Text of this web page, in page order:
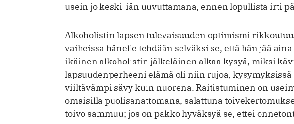
usein jo keski-iän uuvuttamana, ennen lopullista irti
Alkoholistin lapsen tulevaisuuden optimismi
vaiheissa hänelle tehdään selväksi se, että hän jää
ikäinen alkoholistin jälkeläinen alkaa kysyä, miksi
lapsuudenperheeni elämä oli niin rujoa, kysymyksissä
viiltävämpi sävy kuin nuorena. Raitistuminen on
omaisilla puolisanattomana, salattuna
toivo sammuu; jos on pakko hyväksyä se, ettei